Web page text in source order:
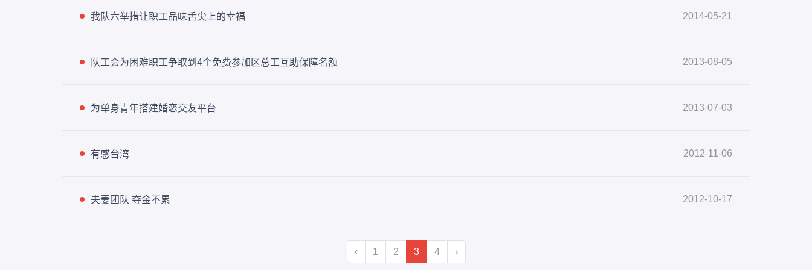
我队六举措让职工品味舌尖上的幸福 2014-05-21
队工会为困难职工争取到4个免费参加区总工互助保障名额 2013-08-05
为单身青年搭建婚恋交友平台 2013-07-03
有感台湾 2012-11-06
夫妻团队 夺金不累 2012-10-17
‹ 1 2 3 4 ›